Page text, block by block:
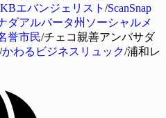
エバンジェリスト /ScanSnap
ダアルバータ州ソーシャルメ
誉市民/チェコ親善アンバサダ
/かわるビジネスリュック/浦和レ